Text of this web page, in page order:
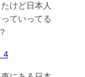
けど日本人
ていってる
4